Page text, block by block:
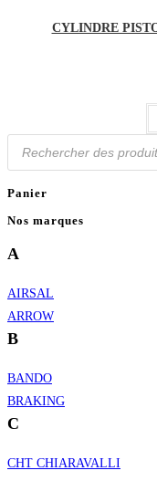
CYLINDRE
Recherche
Panier
Nos marques
A
AIRSAL
ARROW
B
BANDO
BRAKING
C
CHT CHIARAVALLI